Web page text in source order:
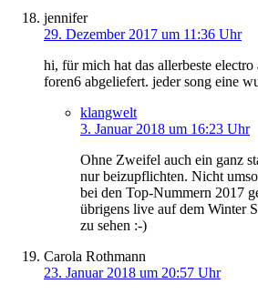
jennifer
29. Dezember 2017 um 11:36 Uhr
hi, für mich hat das allerbeste
foren6 abgeliefert. jeder song eine
klangwelt
3. Januar 2018 um 16:23 Uhr
Ohne Zweifel auch ein ganz
nur beizupflichten. Nicht
bei den Top-Nummern 2017
übrigens live auf dem Winter
zu sehen :-)
Carola Rothmann
23. Januar 2018 um 20:57 Uhr